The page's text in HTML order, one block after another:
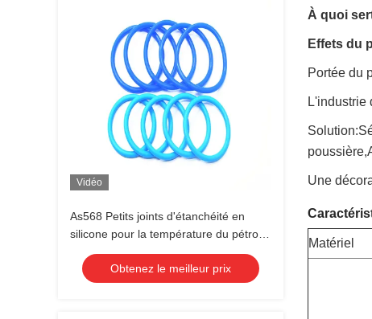
Vidéo
As568 Petits joints d'étanchéité en
silicone pour la température du pétrole
et du gaz caoutchouc de silicone
Obtenez le meilleur prix
À quoi
Effets du
Portée du
L'industrie
Une
Matériel